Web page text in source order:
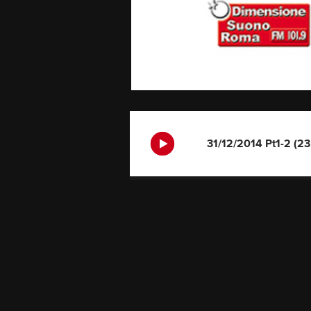
31/12/2014 Pt1-2